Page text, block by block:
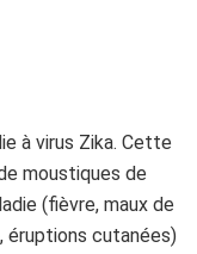
à virus Zika. Cette
moustiques de
(fièvre, maux de
éruptions cutanées)